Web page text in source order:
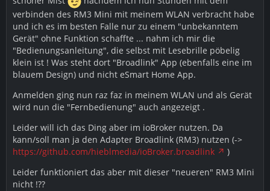
verbinden des RM3 Mini mit meinem WLAN verbracht habe
und ich es im besten Falle nur zu einem "unbekanntem
Gerät" ohne Funktion schaffte ... nahm ich mir die
"Bedienungsanleitung", die selbst mit Lesebrille pöbelig
klein ist ! Was steht dort "Broadlink" App (ebenfalls eine im
blauem Design) und nicht eSmart Home App.
Anmelden ging nun raz faz in meinem WLAN und als Gerät
wird nun die "Fernbedienung" auch angezeigt .
Leider will ich das Ding aber im ioBroker nutzen. Da
kann/soll man ja den Adapter Broadlink (RM3) nutzen (->
https://github.com/hieblmedia/ioBroker.broadlink
)
Leider funktioniert das aber mit dieser "neueren" RM3 Mini
nicht !??